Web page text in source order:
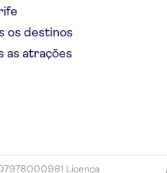
os destinos
as atrações
Licença